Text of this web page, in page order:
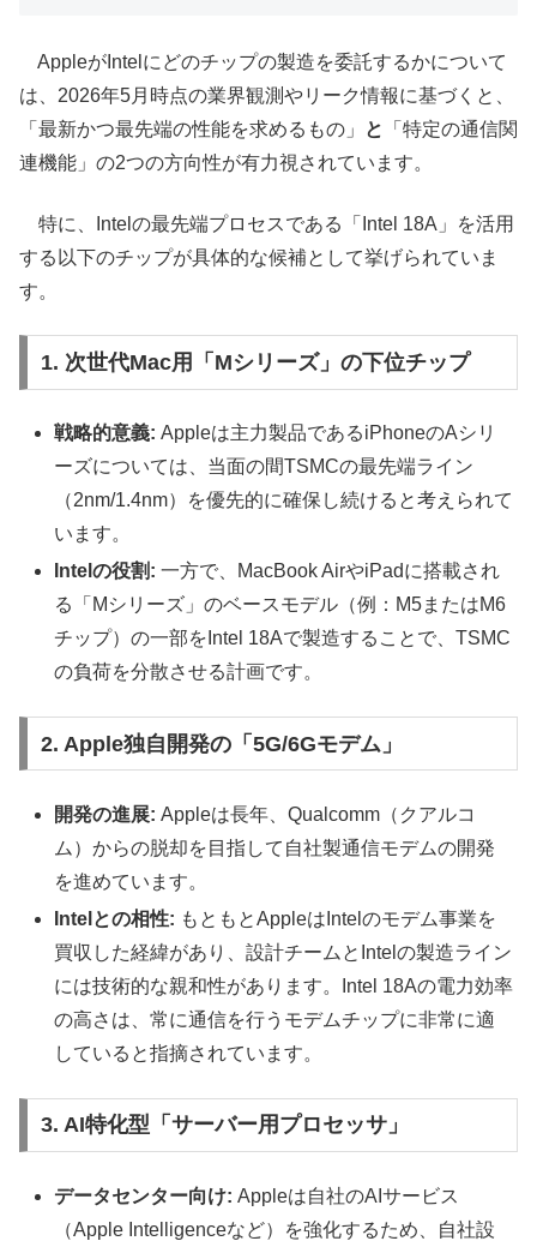
AppleがIntelにどのチップの製造を委託するかについて
は、2026年5月時点の業界観測やリーク情報に基づくと、
「最新かつ最先端の性能を求めるもの」
と
「特定の通信関
連機能」の2つの方向性が有力視されています。
特に、Intelの最先端プロセスである「Intel 18A」を活用
する以下のチップが具体的な候補として挙げられていま
す。
1. 次世代Mac用「Mシリーズ」の下位チップ
戦略的意義: Appleは主力製品であるiPhoneのAシリ
ーズについては、当面の間TSMCの最先端ライン
（2nm/1.4nm）を優先的に確保し続けると考えられて
います。
Intelの役割: 一方で、MacBook AirやiPadに搭載され
る「Mシリーズ」のベースモデル（例：M5またはM6
チップ）の一部をIntel 18Aで製造することで、TSMC
の負荷を分散させる計画です。
2. Apple独自開発の「5G/6Gモデム」
開発の進展: Appleは長年、Qualcomm（クアルコ
ム）からの脱却を目指して自社製通信モデムの開発
を進めています。
Intelとの相性: もともとAppleはIntelのモデム事業を
買収した経緯があり、設計チームとIntelの製造ライン
には技術的な親和性があります。Intel 18Aの電力効率
の高さは、常に通信を行うモデムチップに非常に適
していると指摘されています。
3. AI特化型「サーバー用プロセッサ」
データセンター向け: Appleは自社のAIサービス
（Apple Intelligenceなど）を強化するため、自社設